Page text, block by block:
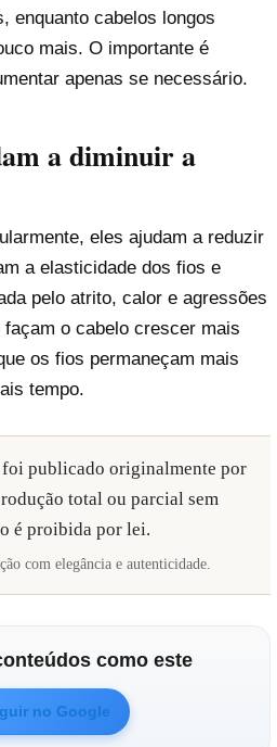
enquanto cabelos longos
mais. O importante é
apenas se necessário.
a diminuir a
eles ajudam a reduzir
a elasticidade dos fios e
pelo atrito, calor e agressões
o cabelo crescer mais
os fios permaneçam mais
tempo.
publicado originalmente por
total ou parcial sem
é proibida por lei.
com elegância e autenticidade.
como este
no Google